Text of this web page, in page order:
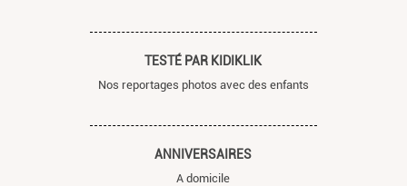
TESTÉ PAR KIDIKLIK
Nos reportages photos avec des enfants
ANNIVERSAIRES
A domicile